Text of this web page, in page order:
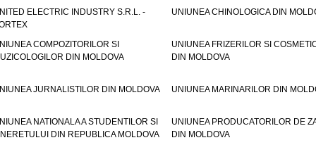
ELECTRIC INDUSTRY S.R.L. -
UNIUNEA CHINOLOGICA DIN
COMPOZITORILOR SI
DIN MOLDOVA
UNIUNEA FRIZERILOR SI
DIN MOLDOVA
JURNALISTILOR DIN MOLDOVA UNIUNEA MARINARILOR DIN
NATIONALA A STUDENTILOR SI
DIN REPUBLICA MOLDOVA
UNIUNEA PRODUCATORILOR DE
DIN MOLDOVA